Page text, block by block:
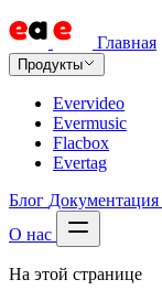
Главная
Продукты
Evervideo
Evermusic
Flacbox
Evertag
Блог Документация
О нас
На этой странице